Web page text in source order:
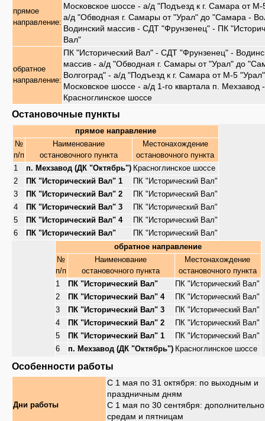
прямое
направление:
Московское шоссе - а/д "Подъезд к г. Самара от
а/д "Обводная г. Самары от "Урал" до "Самара -
Водинский массив - СДТ "Фрунзенец" - ПК
Вал"
обратное
направление:
ПК "Исторический Вал" - СДТ "Фрунзенец" -
массив - а/д "Обводная г. Самары от "Урал" до
Волгоград" - а/д "Подъезд к г. Самара от М-5
Московское шоссе - а/д 1-го квартала п. Мехзавод -
Красноглинское шоссе
Остановочные пункты
прямое направление
№
п/п
Наименование
остановочного пункта
Местонахождение
остановочного пункта
1
п. Мехзавод (ДК "Октябрь") Красноглинское шоссе
2
ПК "Исторический Вал" 1
ПК "Исторический Вал"
3
ПК "Исторический Вал" 2
ПК "Исторический Вал"
4
ПК "Исторический Вал" 3
ПК "Исторический Вал"
5
ПК "Исторический Вал" 4
ПК "Исторический Вал"
6
ПК "Исторический Вал"
ПК "Исторический Вал"
обратное направление
№
п/п
Наименование
остановочного пункта
Местонахождение
остановочного пункта
1
ПК "Исторический Вал"
ПК "Исторический Вал"
2
ПК "Исторический Вал" 4
ПК "Исторический Вал"
3
ПК "Исторический Вал" 3
ПК "Исторический Вал"
4
ПК "Исторический Вал" 2
ПК "Исторический Вал"
5
ПК "Исторический Вал" 1
ПК "Исторический Вал"
6
п. Мехзавод (ДК "Октябрь") Красноглинское шоссе
Особенности работы
Дни работы
С 1 мая по 31 октября: по выходным и
праздничным дням
С 1 мая по 30 сентября:
средам и пятницам